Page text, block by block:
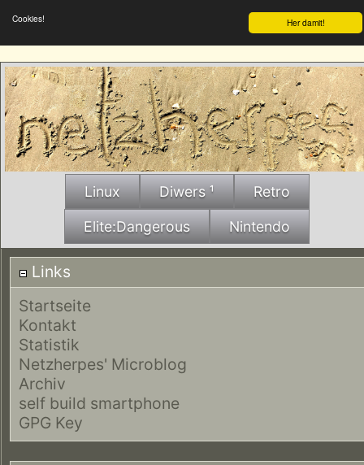
Her damit!
Cookies!
Linux Diwers ¹ Retro
Elite:Dangerous Nintendo
Links
Startseite
Kontakt
Statistik
Netzherpes' Microblog
Archiv
self build smartphone
GPG Key